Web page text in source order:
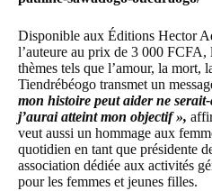
Disponible aux Éditions Hector
l’auteure au prix de 3 000 FCFA,
thèmes tels que l’amour, la mort,
Tiendrébéogo transmet un
mon histoire peut aider ne
j’aurai atteint mon objectif »,
veut aussi un hommage aux
quotidien en tant que présidente
association dédiée aux activités
pour les femmes et jeunes filles.